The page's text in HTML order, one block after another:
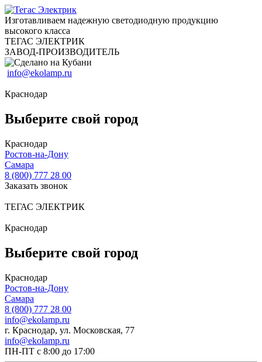
Изготавливаем надежную светодиодную продукцию
высокого класса
ТЕГАС ЭЛЕКТРИК
ЗАВОД-ПРОИЗВОДИТЕЛЬ
info@ekolamp.ru
Краснодар
Выберите свой город
Краснодар
Ростов-на-Дону
Самара
8 (800) 777 28 00
Заказать звонок
ТЕГАС ЭЛЕКТРИК
Краснодар
Выберите свой город
Краснодар
Ростов-на-Дону
Самара
8 (800) 777 28 00
info@ekolamp.ru
г. Краснодар, ул. Московская, 77
info@ekolamp.ru
ПН-ПТ с 8:00 до 17:00